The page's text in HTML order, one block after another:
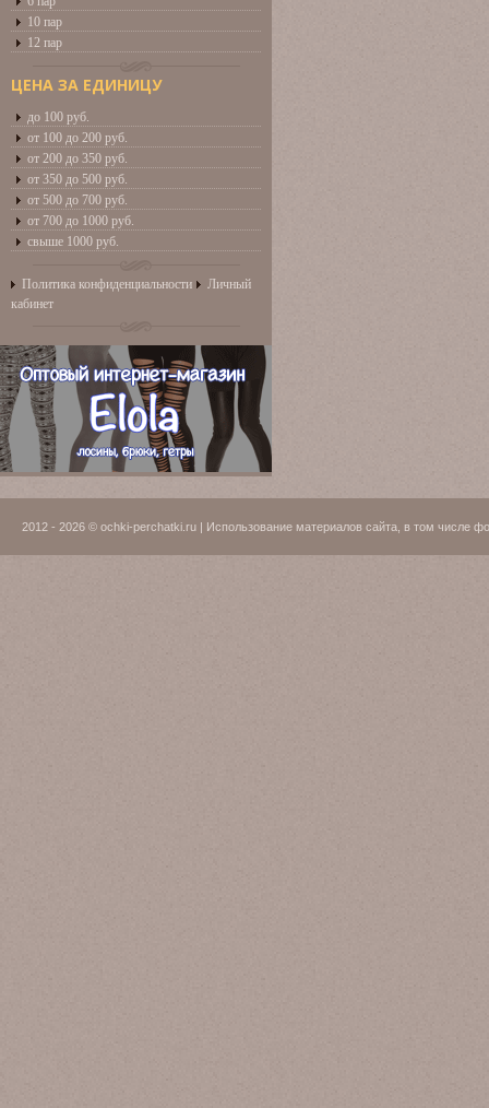
10 пар
12 пар
ЦЕНА ЗА ЕДИНИЦУ
до 100 руб.
от 100 до 200 руб.
от 200 до 350 руб.
от 350 до 500 руб.
от 500 до 700 руб.
от 700 до 1000 руб.
свыше 1000 руб.
Политика конфиденциальности
Личный
кабинет
2012 - 2026 © ochki-perchatki.ru | Использование материалов сайта, в том числе